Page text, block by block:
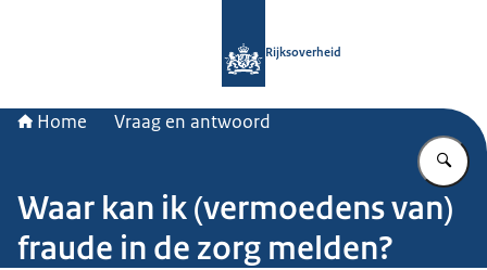
Rijksoverheid
Home Vraag en antwoord
Waar kan ik (vermoedens van)
fraude in de zorg melden?